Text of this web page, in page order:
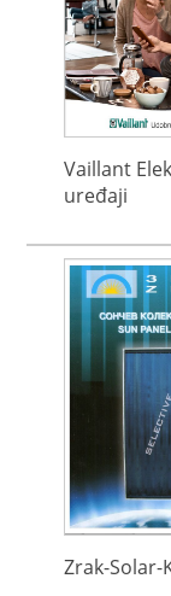
Vaillant
uređaji
Zrak-Solar-